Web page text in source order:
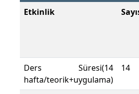
Etkinlik
Ders Süresi(14
hafta/teorik+uygulama)
14